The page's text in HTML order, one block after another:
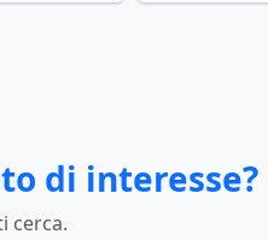
di interesse?
cerca.